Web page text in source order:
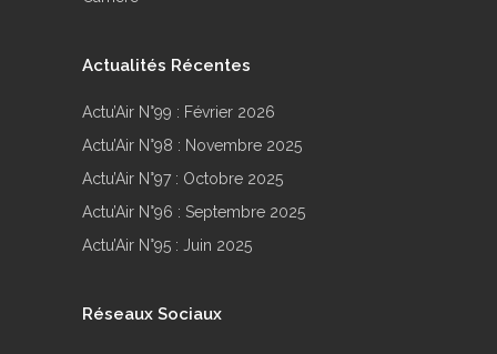
Actualités Récentes
Actu’Air N°99 : Février 2026
Actu’Air N°98 : Novembre 2025
Actu’Air N°97 : Octobre 2025
Actu’Air N°96 : Septembre 2025
Actu’Air N°95 : Juin 2025
Réseaux Sociaux